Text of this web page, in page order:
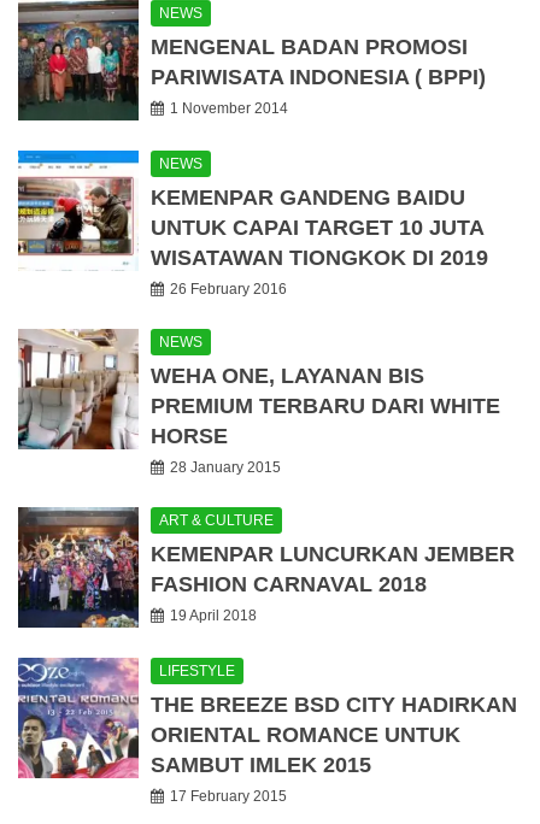
NEWS
MENGENAL BADAN PROMOSI
PARIWISATA INDONESIA ( BPPI)
1 November 2014
NEWS
KEMENPAR GANDENG BAIDU
UNTUK CAPAI TARGET 10 JUTA
WISATAWAN TIONGKOK DI 2019
26 February 2016
NEWS
WEHA ONE, LAYANAN BIS
PREMIUM TERBARU DARI WHITE
HORSE
28 January 2015
ART & CULTURE
KEMENPAR LUNCURKAN JEMBER
FASHION CARNAVAL 2018
19 April 2018
LIFESTYLE
THE BREEZE BSD CITY HADIRKAN
ORIENTAL ROMANCE UNTUK
SAMBUT IMLEK 2015
17 February 2015